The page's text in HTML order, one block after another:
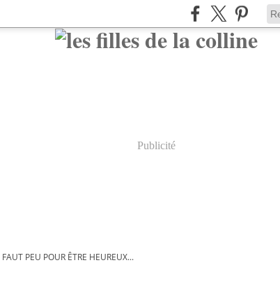
Publicité
FAUT PEU POUR ÊTRE HEUREUX...